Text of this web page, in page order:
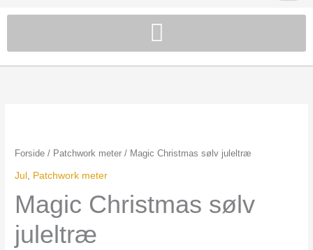
Forside / Patchwork meter / Magic Christmas sølv juleltræ
Jul Patchwork meter
Magic Christmas sølv
juleltræ
sølv
juleltræ